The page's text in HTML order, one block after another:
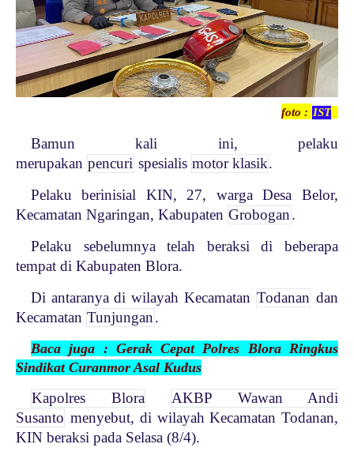
foto : IST
Bamun kali ini, pelaku
merupakan pencuri spesialis motor klasik.
Pelaku berinisial KIN, 27, warga Desa Belor,
Kecamatan Ngaringan, Kabupaten Grobogan.
Pelaku sebelumnya telah beraksi di beberapa
tempat di Kabupaten Blora.
Di antaranya di wilayah Kecamatan Todanan dan
Kecamatan Tunjungan.
Baca juga : Gerak Cepat Polres Blora Ringkus
Sindikat Curanmor Asal Kudus
Kapolres Blora
AKBP Wawan Andi
Susanto menyebut, di wilayah Kecamatan Todanan,
KIN beraksi pada Selasa (8/4).